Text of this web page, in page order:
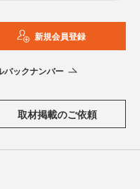
新規会員登録
バックナンバー
取材掲載のご依頼